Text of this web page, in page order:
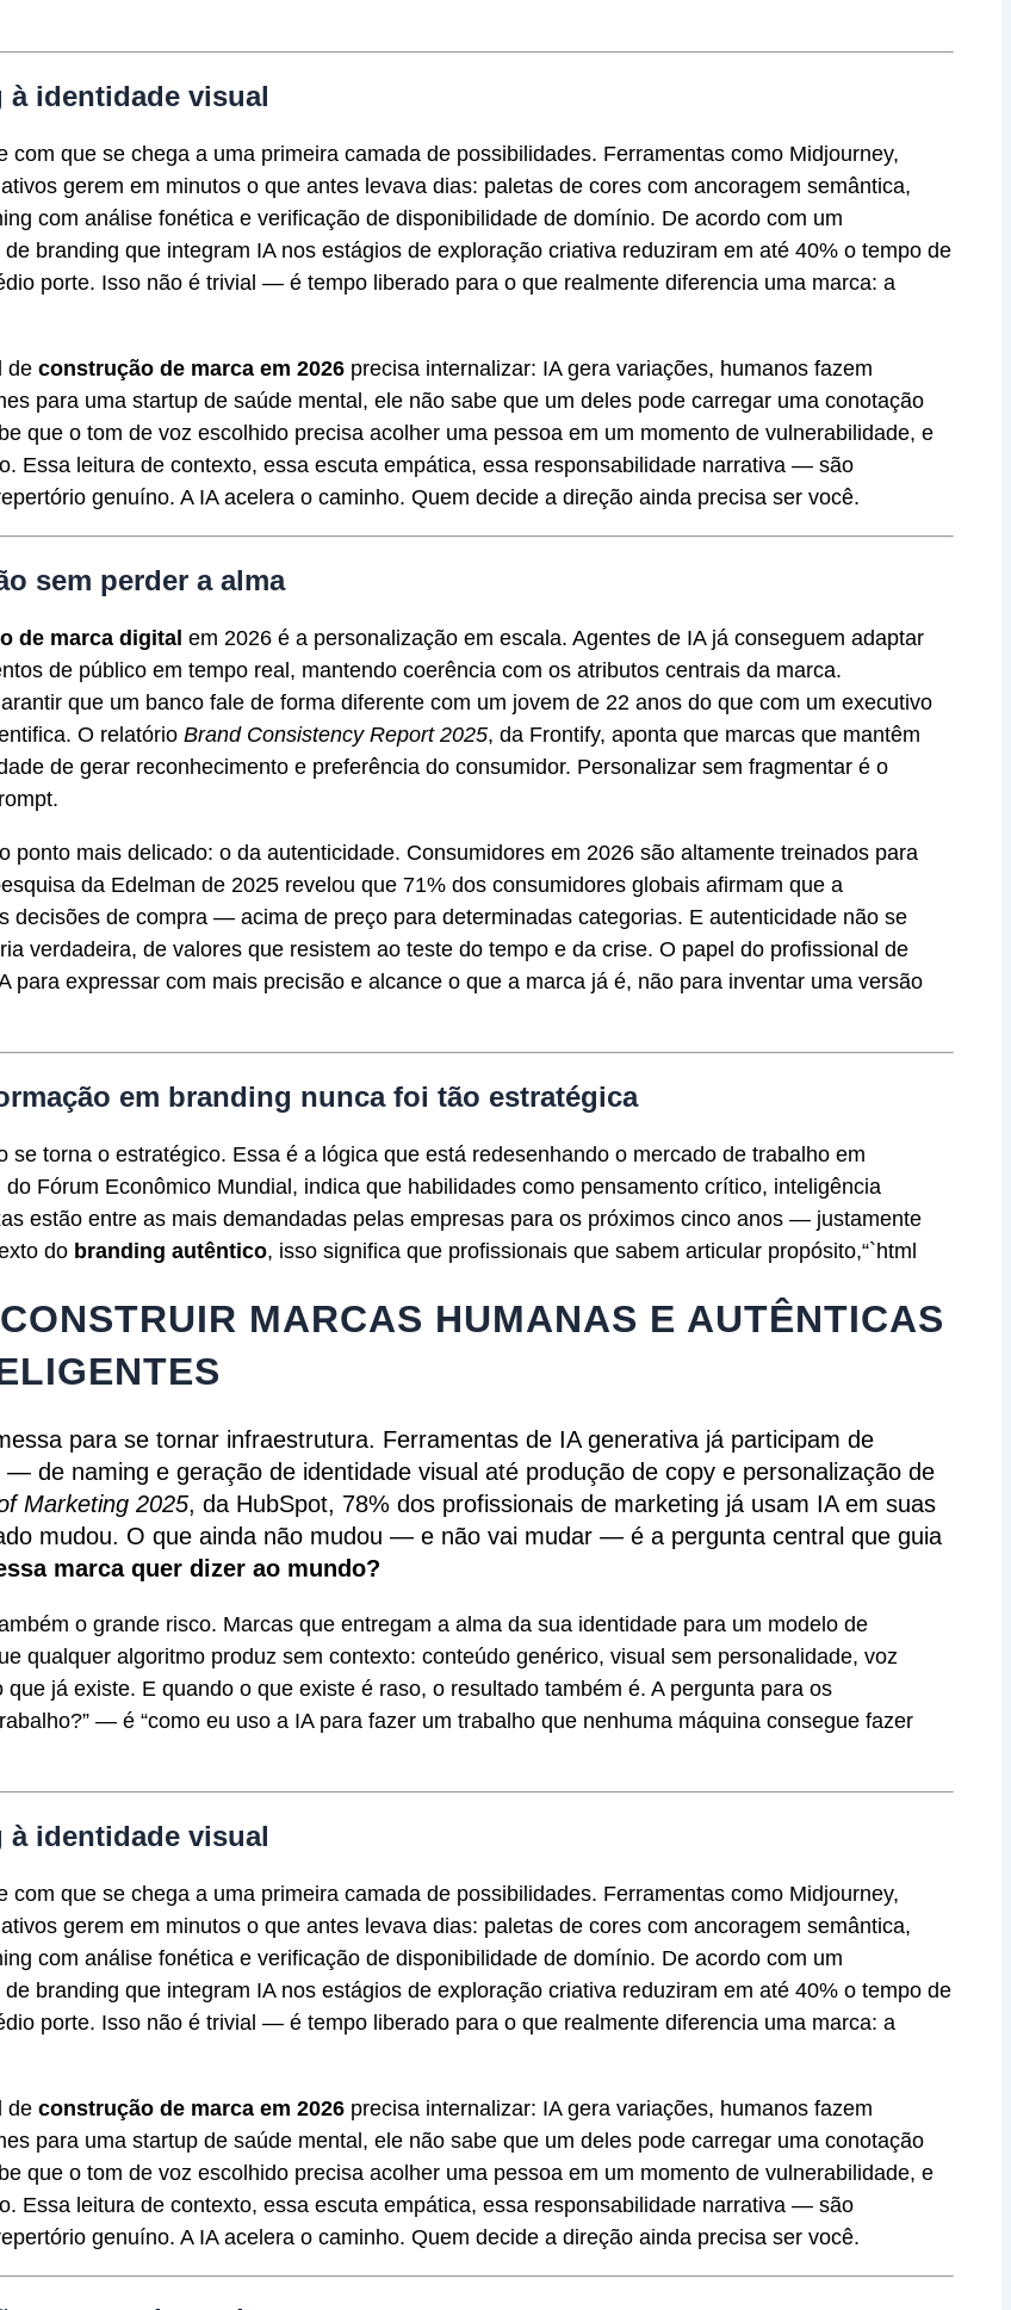
identidade visual
que se chega a uma primeira camada de possibilidades. Ferramentas como Midjourney,
gerem em minutos o que antes levava dias: paletas de cores com ancoragem semântica,
com análise fonética e verificação de disponibilidade de domínio. De acordo com um
branding que integram IA nos estágios de exploração criativa reduziram em até 40% o tempo de
porte. Isso não é trivial — é tempo liberado para o que realmente diferencia uma marca: a
de construção de marca em 2026 precisa internalizar: IA gera variações, humanos fazem
para uma startup de saúde mental, ele não sabe que um deles pode carregar uma conotação
que o tom de voz escolhido precisa acolher uma pessoa em um momento de vulnerabilidade, e
Essa leitura de contexto, essa escuta empática, essa responsabilidade narrativa — são
genuíno. A IA acelera o caminho. Quem decide a direção ainda precisa ser você.
sem perder a alma
de marca digital em 2026 é a personalização em escala. Agentes de IA já conseguem adaptar
de público em tempo real, mantendo coerência com os atributos centrais da marca.
que um banco fale de forma diferente com um jovem de 22 anos do que com um executivo
O relatório Brand Consistency Report 2025, da Frontify, aponta que marcas que mantêm
de gerar reconhecimento e preferência do consumidor. Personalizar sem fragmentar é o
ponto mais delicado: o da autenticidade. Consumidores em 2026 são altamente treinados para
da Edelman de 2025 revelou que 71% dos consumidores globais afirmam que a
decisões de compra — acima de preço para determinadas categorias. E autenticidade não se
verdadeira, de valores que resistem ao teste do tempo e da crise. O papel do profissional de
expressar com mais precisão e alcance o que a marca já é, não para inventar uma versão
em branding nunca foi tão estratégica
torna o estratégico. Essa é a lógica que está redesenhando o mercado de trabalho em
do Fórum Econômico Mundial, indica que habilidades como pensamento crítico, inteligência
estão entre as mais demandadas pelas empresas para os próximos cinco anos — justamente
do branding autêntico, isso significa que profissionais que sabem articular propósito,“`html
MARCAS HUMANAS E AUTÊNTICAS
para se tornar infraestrutura. Ferramentas de IA generativa já participam de
de naming e geração de identidade visual até produção de copy e personalização de
Marketing 2025, da HubSpot, 78% dos profissionais de marketing já usam IA em suas
mudou. O que ainda não mudou — e não vai mudar — é a pergunta central que guia
marca quer dizer ao mundo?
o grande risco. Marcas que entregam a alma da sua identidade para um modelo de
qualquer algoritmo produz sem contexto: conteúdo genérico, visual sem personalidade, voz
já existe. E quando o que existe é raso, o resultado também é. A pergunta para os
— é “como eu uso a IA para fazer um trabalho que nenhuma máquina consegue fazer
identidade visual
que se chega a uma primeira camada de possibilidades. Ferramentas como Midjourney,
gerem em minutos o que antes levava dias: paletas de cores com ancoragem semântica,
com análise fonética e verificação de disponibilidade de domínio. De acordo com um
branding que integram IA nos estágios de exploração criativa reduziram em até 40% o tempo de
porte. Isso não é trivial — é tempo liberado para o que realmente diferencia uma marca: a
de construção de marca em 2026 precisa internalizar: IA gera variações, humanos fazem
para uma startup de saúde mental, ele não sabe que um deles pode carregar uma conotação
que o tom de voz escolhido precisa acolher uma pessoa em um momento de vulnerabilidade, e
Essa leitura de contexto, essa escuta empática, essa responsabilidade narrativa — são
genuíno. A IA acelera o caminho. Quem decide a direção ainda precisa ser você.